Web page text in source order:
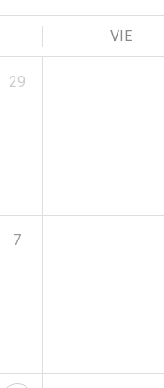
VIE
29
7